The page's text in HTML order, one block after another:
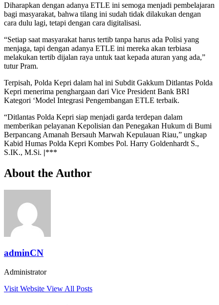
Diharapkan dengan adanya ETLE ini semoga menjadi pembelajaran
bagi masyarakat, bahwa tilang ini sudah tidak dilakukan dengan
cara dulu lagi, tetapi dengan cara digitalisasi.
“Setiap saat masyarakat harus tertib tanpa harus ada Polisi yang
menjaga, tapi dengan adanya ETLE ini mereka akan terbiasa
melakukan tertib dijalan raya untuk taat kepada aturan yang ada,”
tutur Pram.
Terpisah, Polda Kepri dalam hal ini Subdit Gakkum Ditlantas Polda
Kepri menerima penghargaan dari Vice President Bank BRI
Kategori ‘Model Integrasi Pengembangan ETLE terbaik.
“Ditlantas Polda Kepri siap menjadi garda terdepan dalam
memberikan pelayanan Kepolisian dan Penegakan Hukum di Bumi
Berpancang Amanah Bersauh Marwah Kepulauan Riau,” ungkap
Kabid Humas Polda Kepri Kombes Pol. Harry Goldenhardt S.,
S.IK., M.Si. |***
About the Author
adminCN
Administrator
Visit Website View All Posts